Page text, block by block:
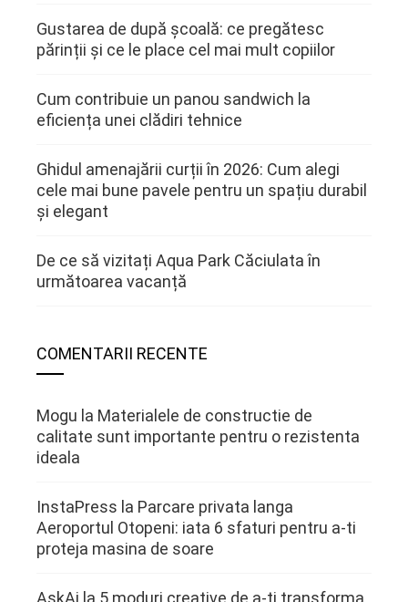
Gustarea de după școală: ce pregătesc
părinții și ce le place cel mai mult copiilor
Cum contribuie un panou sandwich la
eficiența unei clădiri tehnice
Ghidul amenajării curții în 2026: Cum alegi
cele mai bune pavele pentru un spațiu durabil
și elegant
De ce să vizitați Aqua Park Căciulata în
următoarea vacanță
COMENTARII RECENTE
Mogu la Materialele de constructie de
calitate sunt importante pentru o rezistenta
ideala
InstaPress la Parcare privata langa
Aeroportul Otopeni: iata 6 sfaturi pentru a-ti
proteja masina de soare
AskAi la 5 moduri creative de a-ți transforma